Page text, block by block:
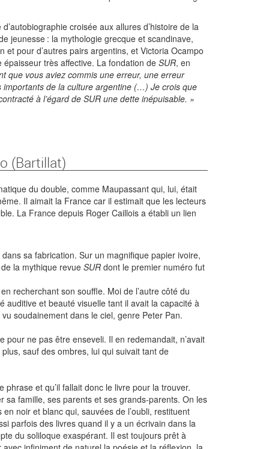
croisée aux allures d’histoire de la
jeunesse : la mythologie grecque et scandinave,
pour d’autres pairs argentins, et Victoria Ocampo
très affective. La fondation de SUR, en
que vous aviez commis une erreur, une erreur
importants de la culture argentine (…) Je crois que
à l’égard de SUR une dette inépuisable. »
(Bartillat)
du double, comme Maupassant qui, lui, était
Il aimait la France car il estimait que les lecteurs
La France depuis Roger Caillois a établi un lien
sa fabrication. Sur un magnifique papier ivoire,
la mythique revue SURdont le premier numéro fut
recherchant son souffle. Moi de l’autre côté du
auditive et beauté visuelle tant il avait la capacité à
soudainement dans le ciel, genre Peter Pan.
ne pas être enseveli. Il en redemandait, n’avait
sauf des ombres, lui qui suivait tant de
et qu’il fallait donc le livre pour la trouver.
sa famille, ses parents et ses grands-parents. On les
noir et blanc qui, sauvées de l’oubli, restituent
parfois des livres quand il y a un écrivain dans la
du soliloque exaspérant. Il est toujours prêt à